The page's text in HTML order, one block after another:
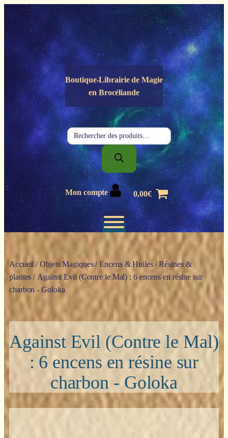
Panneau de gestion des cookies
Boutique-Librairie deMagie
en Brocéliande
Recherche
de
produits
Mon compte 0,00€
Accueil /Objets Magiques/Encens & Huiles/Résines &
plantes / Against Evil (Contre le Mal) : 6 encens en résine sur
charbon - Goloka
Against Evil (Contre le Mal)
: 6 encens en résine sur
charbon - Goloka